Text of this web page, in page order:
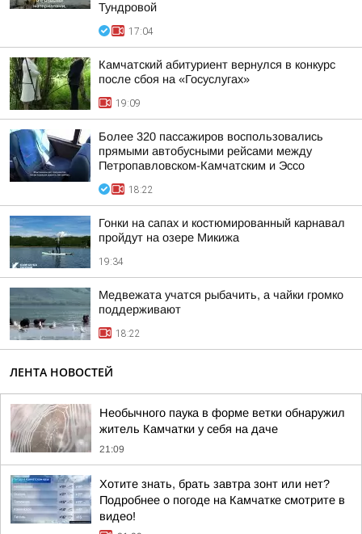
Тундровой
17:04
Камчатский абитуриент вернулся в конкурс
после сбоя на «Госуслугах»
19:09
Более 320 пассажиров воспользовались
прямыми автобусными рейсами между
Петропавловском-Камчатским и Эссо
18:22
Гонки на сапах и костюмированный карнавал
пройдут на озере Микижа
19:34
Медвежата учатся рыбачить, а чайки громко
поддерживают
18:22
ЛЕНТА НОВОСТЕЙ
Необычного паука в форме ветки обнаружил
житель Камчатки у себя на даче
21:09
Хотите знать, брать завтра зонт или нет?
Подробнее о погоде на Камчатке смотрите в
видео!